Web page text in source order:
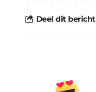
Deel dit bericht